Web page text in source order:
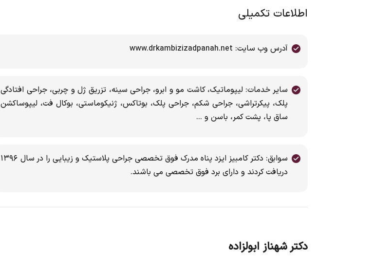
اطلاعات تکمیلی
آدرس وب سایت: www.drkambizizadpanah.net
سایر خدمات: لیپوماتیک، کاشت مو و ابرو، جراحی سینه، تزریق ژل و چربی، جراحی افتادگی
پلک، پیکرتراشی، جراحی شکم، جراحی پلک، بوتاکس، ژنیکوماستی، بوکال فت، لیپوساکشن
ساق پا، پشت کمر، باسن و ...
سوابق: دکتر کامبیز ایزد پناه مدرک فوق تخصصی جراحی پلاستیک و زیبایی را در سال ۱۳۹۶
دریافت کردند و دارای برد فوق تخصصی می باشند.
دکتر شهناز ابولزاده